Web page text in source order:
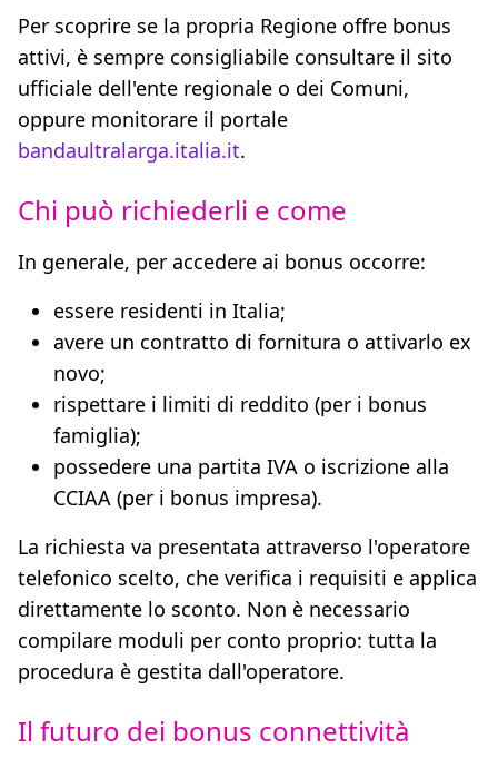
Per scoprire se la propria Regione offre bonus
attivi, è sempre consigliabile consultare il sito
ufficiale dell'ente regionale o dei Comuni,
oppure monitorare il portale
bandaultralarga.italia.it.
Chi può richiederli e come
In generale, per accedere ai bonus occorre:
essere residenti in Italia;
avere un contratto di fornitura o attivarlo ex
novo;
rispettare i limiti di reddito (per i bonus
famiglia);
possedere una partita IVA o iscrizione alla
CCIAA (per i bonus impresa).
La richiesta va presentata attraverso l'operatore
telefonico scelto, che verifica i requisiti e applica
direttamente lo sconto. Non è necessario
compilare moduli per conto proprio: tutta la
procedura è gestita dall'operatore.
Il futuro dei bonus connettività